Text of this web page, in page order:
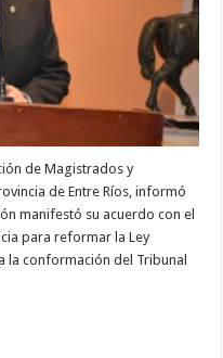
de Magistrados y
de Entre Ríos, informó
manifestó su acuerdo con el
para reformar la Ley
la conformación del Tribunal